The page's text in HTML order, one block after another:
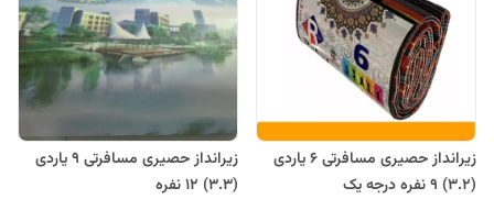
زیرانداز حصیری مسافرتی 6 یاردی
(3.2) 9 نفره درجه یک
زیرانداز حصیری مسافرتی 9 یاردی
(3.3) 12 نفره